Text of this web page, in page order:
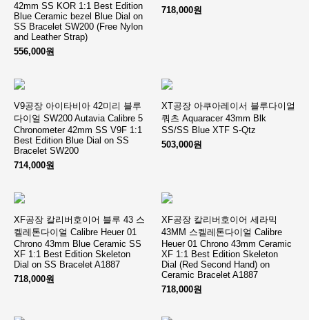
42mm SS KOR 1:1 Best Edition
Blue Ceramic bezel Blue Dial on
SS Bracelet SW200 (Free Nylon
and Leather Strap)
556,000원
718,000원
V9공장 아이타비아 42미리 블루
다이얼 SW200 Autavia Calibre 5
Chronometer 42mm SS V9F 1:1
Best Edition Blue Dial on SS
Bracelet SW200
714,000원
XT공장 아쿠아레이서 블루다이얼
쿼츠 Aquaracer 43mm Blk
SS/SS Blue XTF S-Qtz
503,000원
XF공장 칼리버호이어 블루 43 스
켈레톤다이얼 Calibre Heuer 01
Chrono 43mm Blue Ceramic SS
XF 1:1 Best Edition Skeleton
Dial on SS Bracelet A1887
718,000원
XF공장 칼리버호이어 세라믹
43MM 스켈레톤다이얼 Calibre
Heuer 01 Chrono 43mm Ceramic
XF 1:1 Best Edition Skeleton
Dial (Red Second Hand) on
Ceramic Bracelet A1887
718,000원